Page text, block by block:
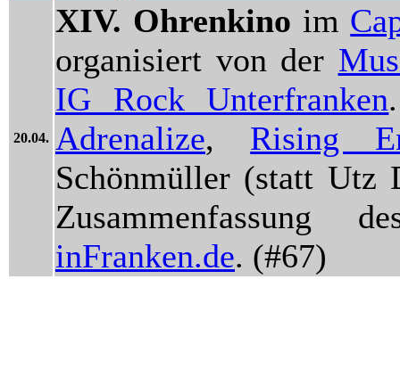
20.04.
XIV. Ohrenkino im
organisiert von der
IG Rock Unterfranken
Adrenalize, Rising
Schönmüller (statt Utz
inFranken.de. (#67)